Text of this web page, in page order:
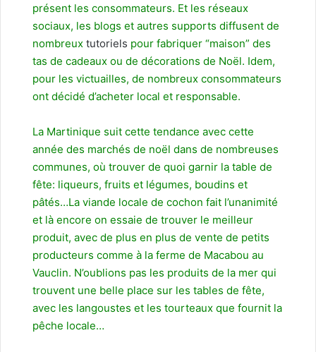
présent les consommateurs. Et les réseaux
sociaux, les blogs et autres supports diffusent de
nombreux tutoriels pour fabriquer “maison” des
tas de cadeaux ou de décorations de Noël. Idem,
pour les victuailles, de nombreux consommateurs
ont décidé d’acheter local et responsable.
La Martinique suit cette tendance avec cette
année des marchés de noël dans de nombreuses
communes, où trouver de quoi garnir la table de
fête: liqueurs, fruits et légumes, boudins et
pâtés…La viande locale de cochon fait l’unanimité
et là encore on essaie de trouver le meilleur
produit, avec de plus en plus de vente de petits
producteurs comme à la ferme de Macabou au
Vauclin. N’oublions pas les produits de la mer qui
trouvent une belle place sur les tables de fête,
avec les langoustes et les tourteaux que fournit la
pêche locale…